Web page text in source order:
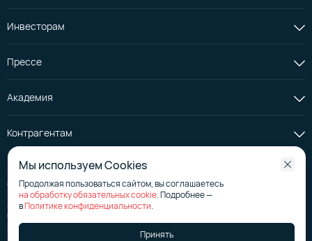
Инвесторам
Прессе
Академия
Контрагентам
© АО «Селектел», 2008—2026
Лицензия на телематические услуги
№ 176267
Страница эмитента на сайте аккредитованного агентства
Политика в отношении обработки персональных данных
Мы используем Cookies
Продолжая пользоваться сайтом, вы соглашаетесь
на обработку обязательных cookie. Подробнее —
вПолитике конфиденциальности.
Принять